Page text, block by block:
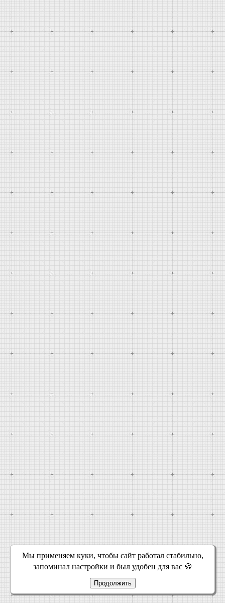
Мы применяем куки, чтобы сайт работал стабильно,
запоминал настройки и был удобен для вас 🍪
Продолжить